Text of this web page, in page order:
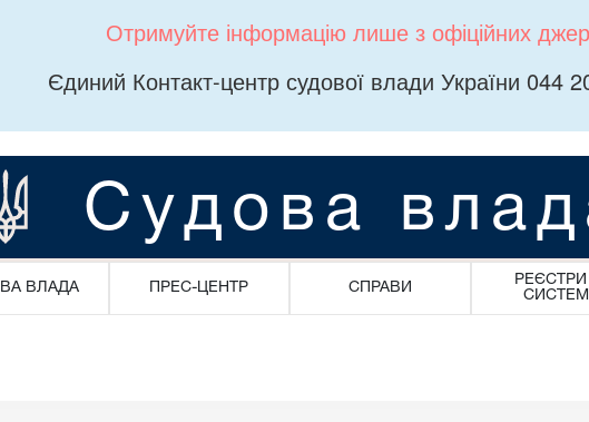
Отримуйте інформацію лише з офіційних
Єдиний Контакт-центр судової влади України 044
Судова
ВЛАДА ПРЕС-ЦЕНТР СПРАВИ
РЕЄСТРИ